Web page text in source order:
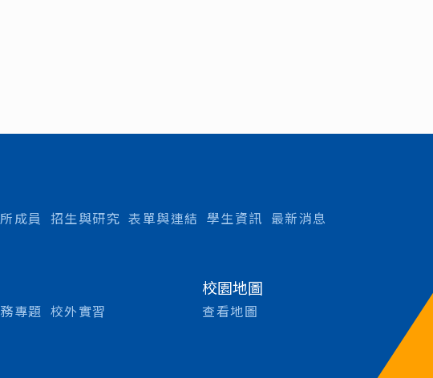
成員 招生與研究 表單與連結 學生資訊 最新消息
專題 校外實習
校園地圖
查看地圖